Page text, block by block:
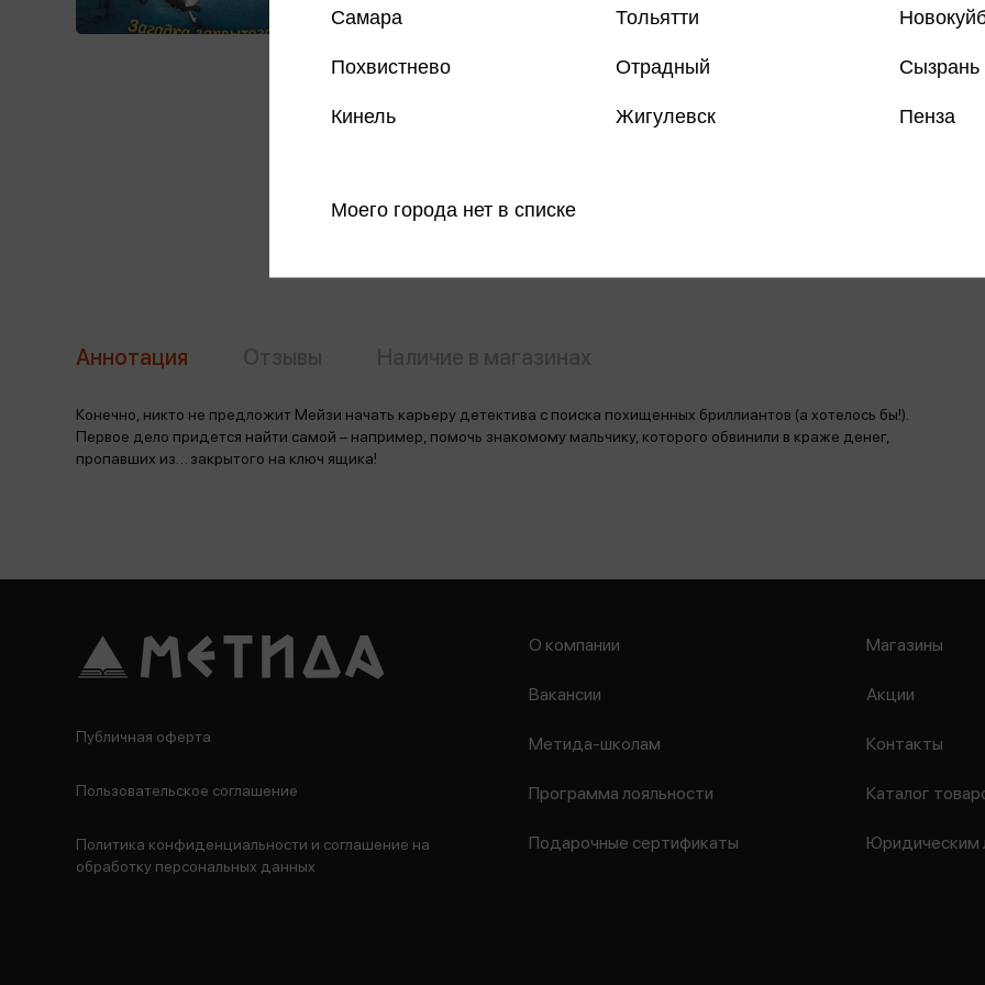
Аннотация
Конечно, никто не предложит Мейзи начать карьеру детектива с поиска похищенных бриллиантов (а хотелось бы!).
Первое дело придется найти самой – например, помочь знакомому мальчику, которого обвинили в краже денег,
пропавших из… закрытого на ключ ящика!
Самара Тольятти
Похвистнево Отрадный Сызрань
Кинель Жигулевск Пенза
Моего города нет в списке
О компании
Вакансии
Метида-школам
Программа лояльности
Подарочные сертификаты
Магазины
Акции
Контакты
Каталог
Юридическим
Публичная оферта
Пользовательское соглашение
Политика конфиденциальности и соглашение на
обработку персональных данных